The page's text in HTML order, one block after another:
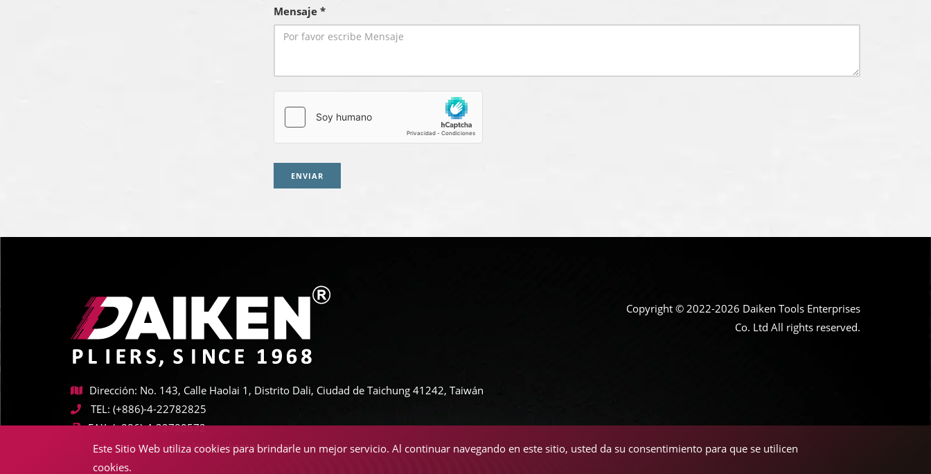
Mensaje *
ENVIAR
Dirección: No. 143, Calle Haolai 1, Distrito Dali, Ciudad de Taichung 41242, Taiwán
TEL: (+886)-4-22782825
FAX: (+886)-4-22780572
Correo electrónico: sales@daikentools.com
Copyright © 2022-2026 Daiken Tools Enterprises
Co. Ltd All rights reserved.
Este Sitio Web utiliza cookies para brindarle un mejor servicio. Al continuar navegando en este sitio, usted da su consentimiento para que se utilicen
cookies.